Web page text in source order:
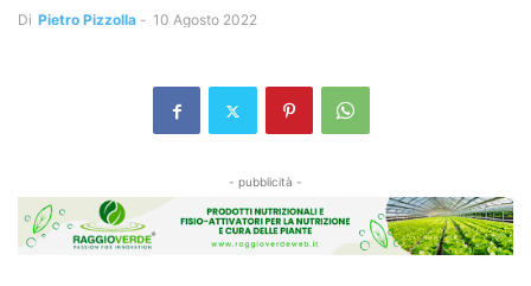
Di Pietro Pizzolla - 10 Agosto 2022
- pubblicità -